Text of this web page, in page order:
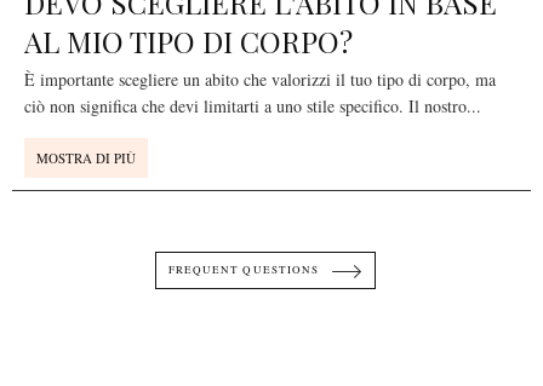
AL MIO TIPO DI CORPO?
È importante scegliere un abito che valorizzi il tuo tipo di corpo, ma
ciò non significa che devi limitarti a uno stile specifico. Il nostro...
MOSTRA DI PIÙ
FREQUENT QUESTIONS